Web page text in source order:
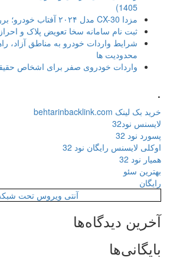
1405)
مزدا CX-30 مدل ۲۰۲۴ آفتاب خودرو؛ بررسی و مشخصات فنی
ثبت نام سامانه سخا تعویض پلاک و احراز
شرایط واردات خودرو به مناطق آزاد،
محدودیت ها
واردات خودروی صفر برای اشخاص
خرید بک لینک behtarinbacklink.com
لایسنس نود32
پسورد نود 32
اوکلی لایسنس رایگان نود 32
همیار نود 32
بهترین سئو
رایگان
آنتی ویروس تحت شبکه
آخرین دیدگاه‌ها
بایگانی‌ها